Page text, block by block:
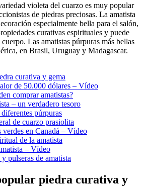
violeta del cuarzo es muy popular
de piedras preciosas. La amatista
especialmente bella para el salón,
curativas espirituales y puede
Las amatistas púrpuras más bellas
en Brasil, Uruguay y Madagascar.
curativa y gema
de 50.000 dólares – Vídeo
comprar amatistas?
– un verdadero tesoro
púrpuras
de cuarzo prasiolita
verdes en Canadá – Vídeo
de la amatista
– Vídeo
pulseras de amatista
piedra curativa y